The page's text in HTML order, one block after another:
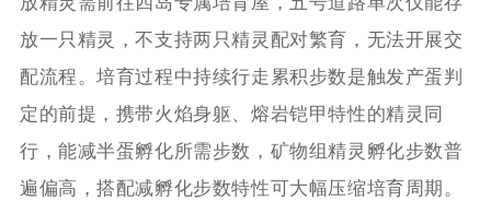
放一只精灵，不支持两只精灵配对繁育，无法开展交
配流程。培育过程中持续行走累积步数是触发产蛋判
定的前提，携带火焰身躯、熔岩铠甲特性的精灵同
行，能减半蛋孵化所需步数，矿物组精灵孵化步数普
遍偏高，搭配减孵化步数特性可大幅压缩培育周期。